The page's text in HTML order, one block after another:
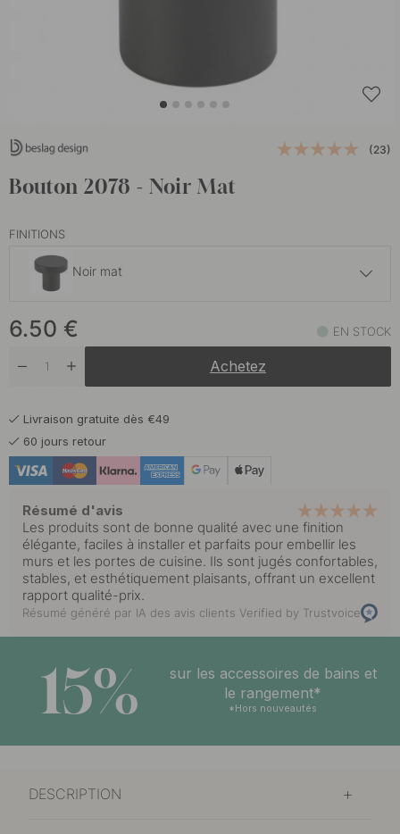
(23)
Bouton 2078 - Noir Mat
FINITIONS
Noir mat
Blanc mat En stock
En stock
Chrome
Finition en acier inoxydable 6.50 €
En stock
Laiton poli En stock
6.50 € EN STOCK
Achetez
Livraison gratuite dès €49
60 jours retour
Résumé d'avis
Les produits sont de bonne qualité avec une finition
élégante, faciles à installer et parfaits pour embellir les
murs et les portes de cuisine. Ils sont jugés confortables,
stables, et esthétiquement plaisants, offrant un excellent
rapport qualité-prix.
Résumé généré par IA des avis clients Verified by Trustvoice
15%
sur les accessoires de bains et
le rangement*
*Hors nouveautés
DESCRIPTION